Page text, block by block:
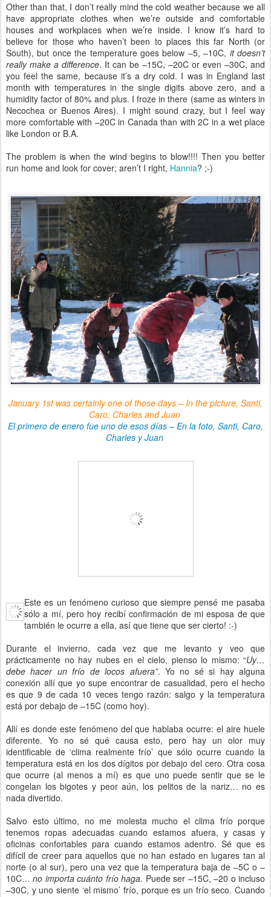
Other than that, I don’t really mind the cold weather because we all
have appropriate clothes when we’re outside and comfortable
houses and workplaces when we’re inside. I know it’s hard to
believe for those who haven’t been to places this far North (or
South), but once the temperature goes below –5, –10C, it doesn’t
really make a difference. It can be –15C, –20C or even –30C, and
you feel the same, because it’s a dry cold. I was in England last
month with temperatures in the single digits above zero, and a
humidity factor of 80% and plus. I froze in there (same as winters in
Necochea or Buenos Aires). I might sound crazy, but I feel way
more comfortable with –20C in Canada than with 2C in a wet place
like London or B.A.
The problem is when the wind begins to blow!!!! Then you better
run home and look for cover; aren’t I right, Hannia? ;-)
January 1st was certainly one of those days – In the picture, Santi,
Caro, Charles and Juan
El primero de enero fue uno de esos días – En la foto, Santi, Caro,
Charles y Juan
Este es un fenómeno curioso que siempre pensé me pasaba
sólo a mí, pero hoy recibí confirmación de mi esposa de que
también le ocurre a ella, así que tiene que ser cierto! :-)
Durante el invierno, cada vez que me levanto y veo que
prácticamente no hay nubes en el cielo, pienso lo mismo: “Uy…
debe hacer un frío de locos afuera”. Yo no sé si hay alguna
conexión allí que yo supe encontrar de casualidad, pero el hecho
es que 9 de cada 10 veces tengo razón: salgo y la temperatura
está por debajo de –15C (como hoy).
Allí es donde este fenómeno del que hablaba ocurre: el aire huele
diferente. Yo no sé qué causa esto, pero hay un olor muy
identificable de ‘clima realmente frío’ que sólo ocurre cuando la
temperatura está en los dos dígitos por debajo del cero. Otra cosa
que ocurre (al menos a mí) es que uno puede sentir que se le
congelan los bigotes y peor aún, los pelitos de la nariz… no es
nada divertido.
Salvo esto último, no me molesta mucho el clima frío porque
tenemos ropas adecuadas cuando estamos afuera, y casas y
oficinas confortables para cuando estamos adentro. Sé que es
difícil de creer para aquellos que no han estado en lugares tan al
norte (o al sur), pero una vez que la temperatura baja de –5C o –
10C…no importa cuánto frío haga. Puede ser –15C, –20 o incluso
–30C, y uno siente ‘el mismo’ frío, porque es un frío seco. Cuando